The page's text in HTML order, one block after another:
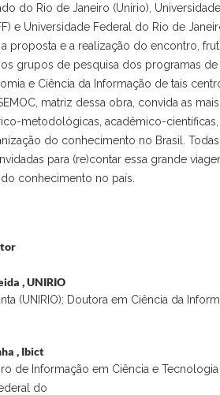
do Rio de Janeiro (Unirio),
e Universidade Federal do Rio de
proposta e a realização do encontro,
grupos de pesquisa dos programas
e Ciência da Informação de tais
matriz dessa obra, convida as
metodológicas, acadêmico-
do conhecimento no Brasil.
para (re)contar essa grande
conhecimento no país.
,UNIRIO
(UNIRIO); Doutora em Ciência da
, Ibict
de Informação em Ciência e Tecnologia
do